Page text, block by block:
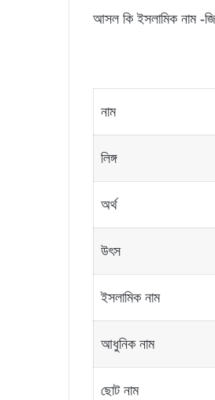
আসল কি ইসলামিক নাম -
নাম
লিঙ্গ
অর্থ
উৎস
ইসলামিক নাম
আধুনিক নাম
ছোট নাম